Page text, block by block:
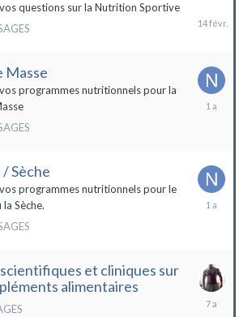
questions sur la Nutrition Sportive
Masse
programmes nutritionnels pour la
19
Sèche
programmes nutritionnels pour le
Sèche.
18
et cliniques sur
alimentaires
18